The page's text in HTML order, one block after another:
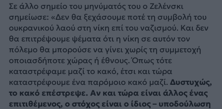
Σε άλλο σημείο του μηνύματός του ο Ζελένσκι
σημείωσε: «Δεν θα ξεχάσουμε ποτέ τη συμβολή του
ουκρανικού λαού στη νίκη επί του ναζισμού. Και δεν
θα επιτρέψουμε ψέματα ότι η νίκη σε αυτόν τον
πόλεμο θα μπορούσε να γίνει χωρίς τη συμμετοχή
οποιασδήποτε χώρας ή έθνους. Όπως τότε
καταστρέφαμε μαζί το κακό, έτσι και τώρα
καταστρέφουμε ένα παρόμοιο κακό μαζί. Δυστυχώς,
το κακό επέστρεψε. Αν και τώρα είναι άλλος ένας
επιτιθέμενος, ο στόχος είναι ο ίδιος – υποδούλωση